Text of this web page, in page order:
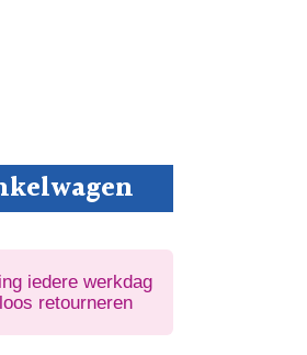
iedere werkdag
retourneren